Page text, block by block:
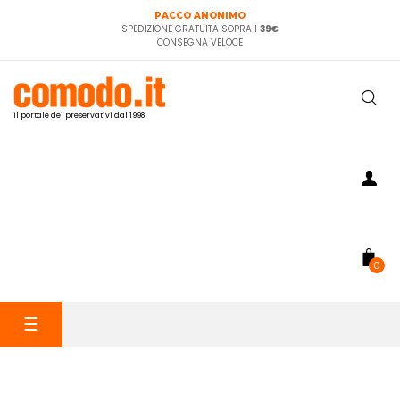
PACCO ANONIMO
SPEDIZIONE GRATUITA SOPRA I 39€
CONSEGNA VELOCE
il portale dei preservativi dal 1998
0
navigazione
☰